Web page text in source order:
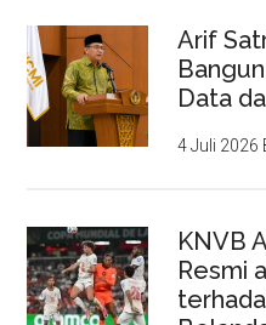
Arif
Data
4 Juli 2026
KNVB
Resmi